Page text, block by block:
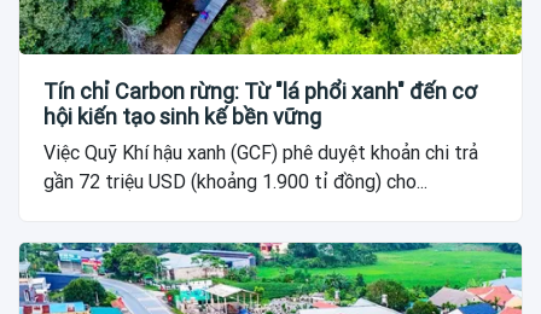
Tín chỉ Carbon rừng: Từ "lá phổi xanh" đến cơ
hội kiến tạo sinh kế bền vững
Việc Quỹ Khí hậu xanh (GCF) phê duyệt khoản chi trả
gần 72 triệu USD (khoảng 1.900 tỉ đồng) cho...